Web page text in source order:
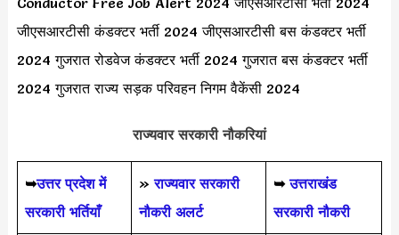
जीएसआरटीसी कंडक्टर भर्ती 2024 जीएसआरटीसी बस कंडक्टर भर्ती
2024 गुजरात रोडवेज कंडक्टर भर्ती 2024 गुजरात बस कंडक्टर भर्ती
2024 गुजरात राज्य सड़क परिवहन निगम वैकेंसी 2024
राज्यवार सरकारी नौकरियां
➥उत्तर प्रदेश में
सरकारी भर्तियाँ
»राज्यवार सरकारी
नौकरी अलर्ट
➥ उत्तराखंड
सरकारी नौकरी